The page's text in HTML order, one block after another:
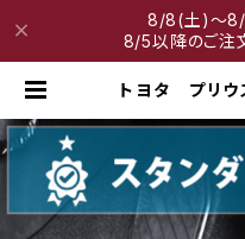
8/8(土)～8/
8/5以降のご注
トヨタ プリ
式 カーマット